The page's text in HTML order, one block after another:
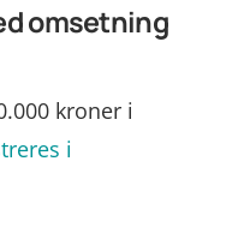
omsetning
kroner i
i